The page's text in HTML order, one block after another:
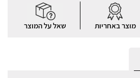
מוצר באחריות שאל על המוצר